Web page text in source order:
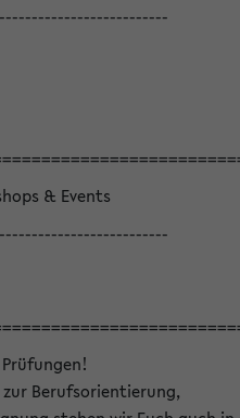
& Events
Berufsorientierung,